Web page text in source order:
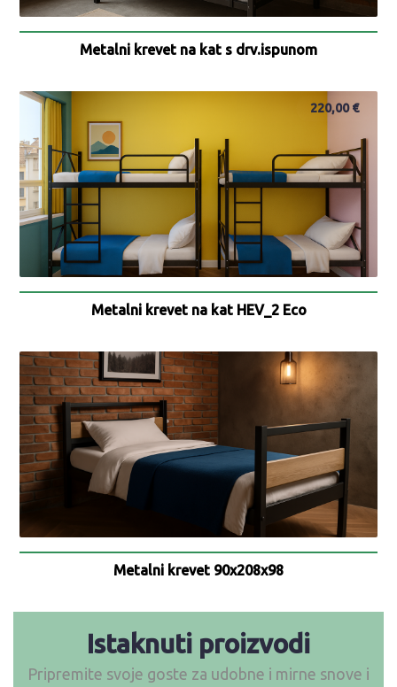
Metalni krevet na kat s drv.ispunom
Metalni krevet na kat HEV_2 Eco
220,00€
Metalni krevet 90x208x98
Istaknuti proizvodi
Pripremite svoje goste za udobne i mirne snove i